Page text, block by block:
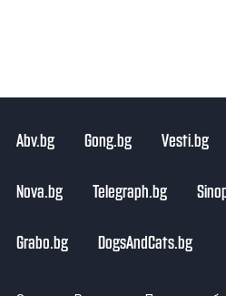
Abv.bg Gong.bg Vesti.bg
Nova.bg Telegraph.bg
Grabo.bg DogsAndCats.bg